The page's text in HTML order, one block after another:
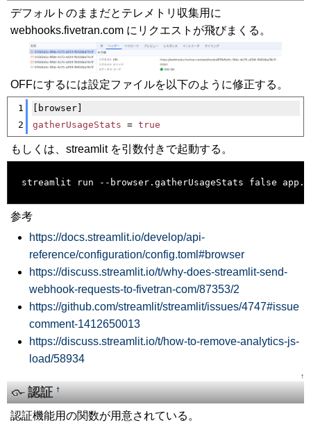
デフォルトのままだとテレメトリ収集用に
webhooks.fivetran.com にリクエストが飛びまくる。
OFFにするには設定ファイルを以下のように修正する。
1
2
[browser]
gatherUsageStats = true
[�御��]
もしくは、streamlit を引数付きで起動する。
streamlit run --browser.gatherUsageStats false
参考
https://docs.streamlit.io/develop/api-
reference/configuration/config.toml#browser
https://discuss.streamlit.io/t/why-does-streamlit-send-
webhook-requests-to-fivetran-com/87353/2
https://github.com/streamlit/streamlit/issues/4747#issue
comment-1412650013
https://discuss.streamlit.io/t/how-to-remove-analytics-js-
load/58934
↑
認証†
認証機能用の関数が用意されている。